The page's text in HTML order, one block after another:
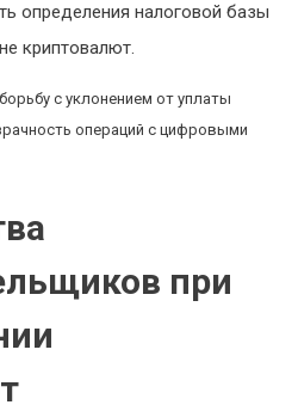
определения налоговой базы
криптовалют.
с уклонением от уплаты
операций с цифровыми
при